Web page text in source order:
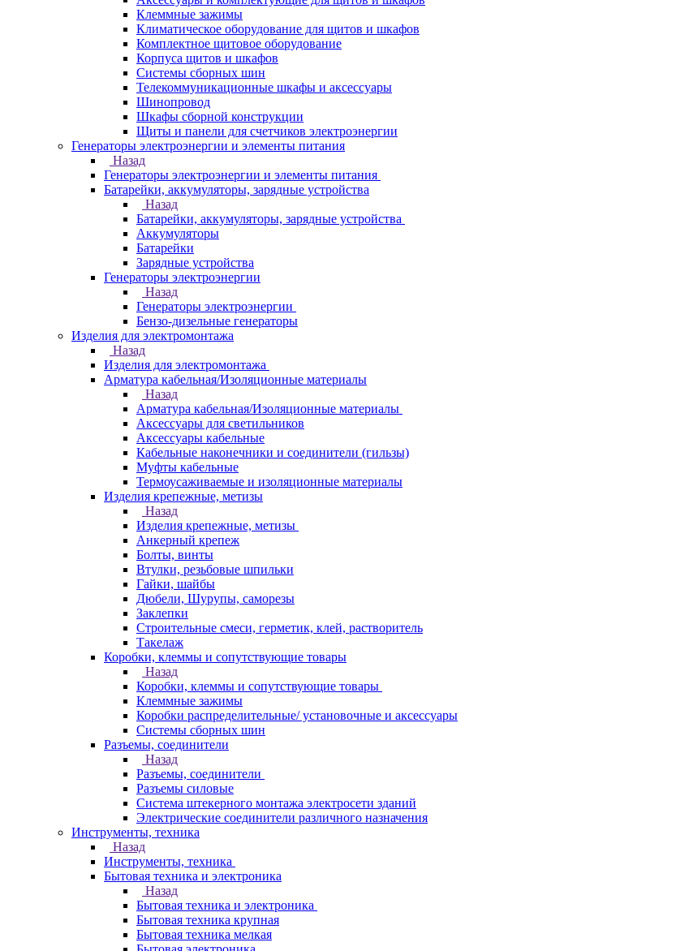
Клеммные зажимы
Климатическое оборудование для щитов и шкафов
Комплектное щитовое оборудование
Корпуса щитов и шкафов
Системы сборных шин
Телекоммуникационные шкафы и аксессуары
Шинопровод
Шкафы сборной конструкции
Щиты и панели для счетчиков электроэнергии
Генераторы электроэнергии и элементы питания
Назад
Генераторы электроэнергии и элементы питания
Батарейки, аккумуляторы, зарядные устройства
Назад
Батарейки, аккумуляторы, зарядные устройства
Аккумуляторы
Батарейки
Зарядные устройства
Генераторы электроэнергии
Назад
Генераторы электроэнергии
Бензо-дизельные генераторы
Изделия для электромонтажа
Назад
Изделия для электромонтажа
Арматура кабельная/Изоляционные материалы
Назад
Арматура кабельная/Изоляционные материалы
Аксессуары для светильников
Аксессуары кабельные
Кабельные наконечники и соединители (гильзы)
Муфты кабельные
Термоусаживаемые и изоляционные материалы
Изделия крепежные, метизы
Назад
Изделия крепежные, метизы
Анкерный крепеж
Болты, винты
Втулки, резьбовые шпильки
Гайки, шайбы
Дюбели, Шурупы, саморезы
Заклепки
Строительные смеси, герметик, клей, растворитель
Такелаж
Коробки, клеммы и сопутствующие товары
Назад
Коробки, клеммы и сопутствующие товары
Клеммные зажимы
Коробки распределительные/ установочные и аксессуары
Системы сборных шин
Разъемы, соединители
Назад
Разъемы, соединители
Разъемы силовые
Система штекерного монтажа электросети зданий
Электрические соединители различного назначения
Инструменты, техника
Назад
Инструменты, техника
Бытовая техника и электроника
Назад
Бытовая техника и электроника
Бытовая техника крупная
Бытовая техника мелкая